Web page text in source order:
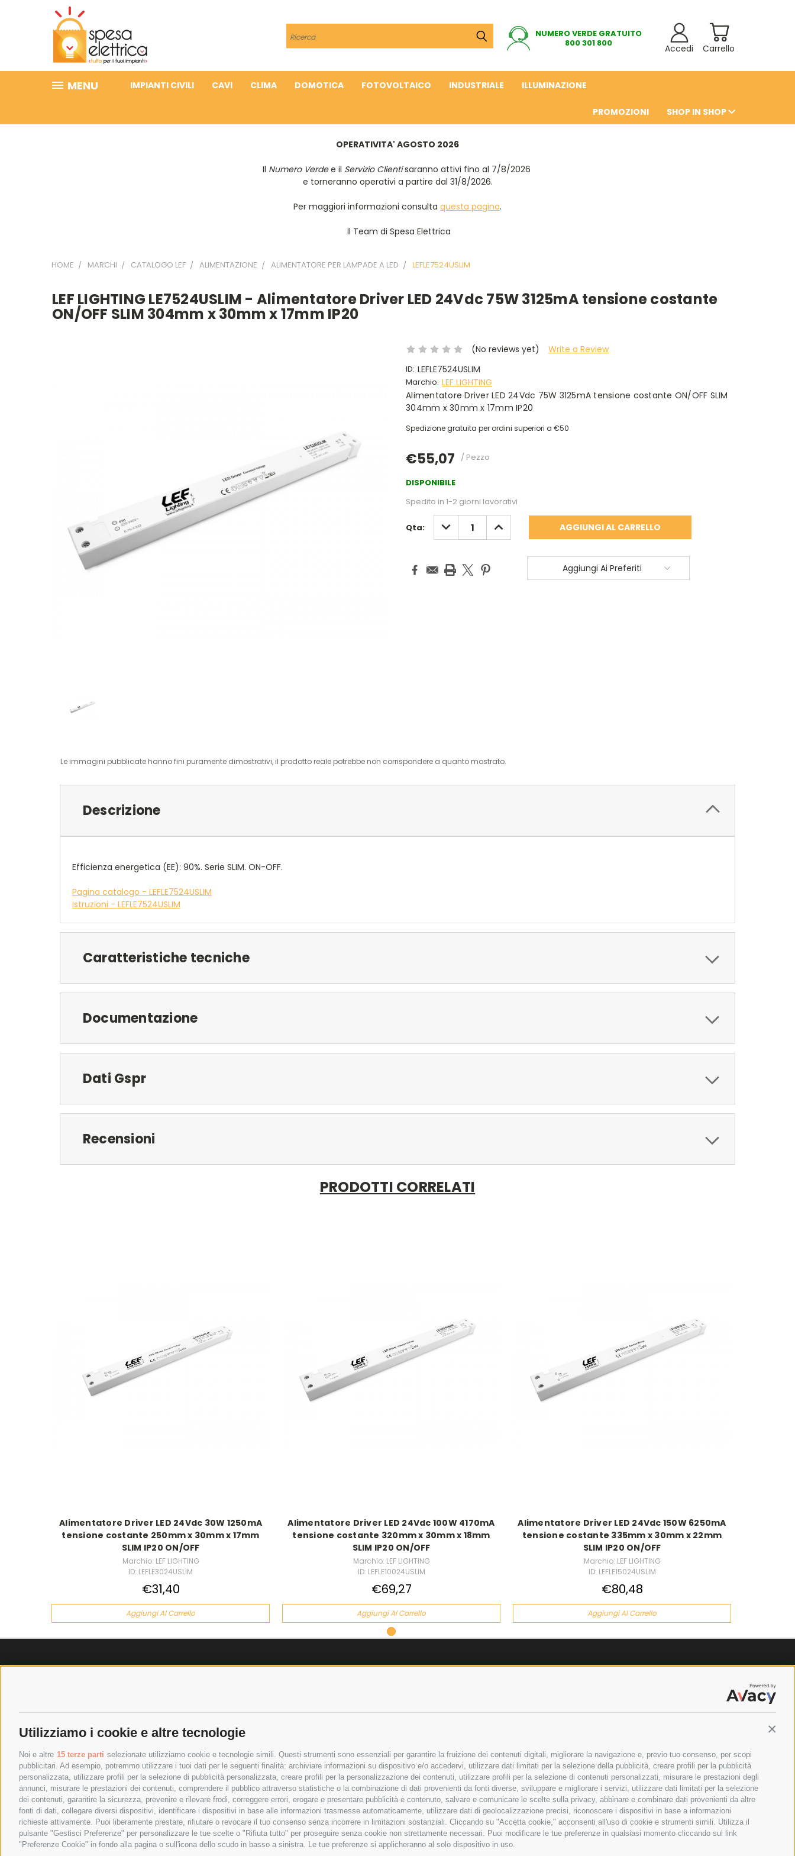
Utilizziamo i cookie e altre tecnologie
Noi e altre 15 terze parti selezionate utilizziamo cookie e tecnologie simili. Questi strumenti sono essenziali per garantire la fruizione dei contenuti digitali, migliorare la navigazione e, previo tuo consenso, per scopi
pubblicitari. Ad esempio, potremmo utilizzare i tuoi dati per le seguenti finalità: archiviare informazioni su dispositivo e/o accedervi, utilizzare dati limitati per la selezione della pubblicità, creare profili per la pubblicità
personalizzata, utilizzare profili per la selezione di pubblicità personalizzata, creare profili per la personalizzazione dei contenuti, utilizzare profili per la selezione di contenuti personalizzati, misurare le prestazioni degli
annunci, misurare le prestazioni dei contenuti, comprendere il pubblico attraverso statistiche o la combinazione di dati provenienti da fonti diverse, sviluppare e migliorare i servizi, utilizzare dati limitati per la selezione
dei contenuti, garantire la sicurezza, prevenire e rilevare frodi, correggere errori, erogare e presentare pubblicità e contenuto, salvare e comunicare le scelte sulla privacy, abbinare e combinare dati provenienti da altre
fonti di dati, collegare diversi dispositivi, identificare i dispositivi in base alle informazioni trasmesse automaticamente, utilizzare dati di geolocalizzazione precisi, riconoscere i dispositivi in base a informazioni
richieste attivamente. Puoi liberamente prestare, rifiutare o revocare il tuo consenso senza incorrere in limitazioni sostanziali. Cliccando su "Accetta cookie," acconsenti all'uso di cookie e strumenti simili. Utilizza il
pulsante "Gestisci Preferenze" per personalizzare le tue scelte o "Rifiuta tutto" per proseguire senza cookie non strettamente necessari. Puoi modificare le tue preferenze in qualsiasi momento cliccando sul link
"Preferenze Cookie" in fondo alla pagina o sull'icona dello scudo in basso a sinistra. Le tue preferenze si applicheranno al solo dispositivo in uso.
Cerca
NUMERO VERDE GRATUITO
800 301 800
Carrello
Accedi
MENU IMPIANTI CIVILI CAVI CLIMA DOMOTICA FOTOVOLTAICO INDUSTRIALE ILLUMINAZIONE
PROMOZIONI SHOP IN SHOP
OPERATIVITA' AGOSTO 2026
Il Numero Verdee il Servizio Clientisaranno attivi fino al 7/8/2026
e torneranno operativi a partire dal 31/8/2026.
Per maggiori informazioni consulta questa pagina.
Il Team di Spesa Elettrica
HOME MARCHI CATALOGO LEF ALIMENTAZIONE ALIMENTATORE PER LAMPADE A LED LEFLE7524USLIM
LEF LIGHTING LE7524USLIM - Alimentatore Driver LED 24Vdc 75W 3125mA tensione costante
ON/OFF SLIM 304mm x 30mm x 17mm IP20
(No reviews yet) Write a Review
ID: LEFLE7524USLIM
Marchio: LEF LIGHTING
Alimentatore Driver LED 24Vdc 75W 3125mA tensione costante ON/OFF SLIM
304mm x 30mm x 17mm IP20
Spedizione gratuita per ordini superiori a €50
€55,07 / Pezzo
DISPONIBILE
Spedito in 1-2 giorni lavorativi
Qta: DIMINUISCI
QUANTITÀ:
AUMENTA
QUANTITÀ:
Aggiungi Ai Preferiti
Le immagini pubblicate hanno fini puramente dimostrativi, il prodotto reale potrebbe non corrispondere a quanto mostrato.
Descrizione
Efficienza energetica (EE): 90%. Serie SLIM. ON-OFF.
Pagina catalogo - LEFLE7524USLIM
Istruzioni - LEFLE7524USLIM
Caratteristiche tecniche
Documentazione
Dati Gspr
Recensioni
PRODOTTI CORRELATI
Alimentatore Driver LED 24Vdc 30W 1250mA
tensione costante 250mm x 30mm x 17mm
SLIM IP20 ON/OFF
Marchio: LEF LIGHTING
ID: LEFLE3024USLIM
€31,40
Aggiungi Al Carrello
Alimentatore Driver LED 24Vdc 100W 4170mA
tensione costante 320mm x 30mm x 18mm
SLIM IP20 ON/OFF
Marchio: LEF LIGHTING
ID: LEFLE10024USLIM
€69,27
Aggiungi Al Carrello
Alimentatore Driver LED 24Vdc 150W 6250mA
tensione costante 335mm x 30mm x 22mm
SLIM IP20 ON/OFF
Marchio: LEF LIGHTING
ID: LEFLE15024USLIM
€80,48
Aggiungi Al Carrello
POLITICA DI RESO
PAGAMENTI SICURI
Bonifico
Bancario
SPESA ELETTRICA SOCIETA CONSORTILE A RESPONSABILITA LIMITATA - VIALE MILANOFIORI, STRADA 4 - PALAZZO A5 20057, ASSAGO MILANO - PARTITA IVA E CODICE FISCALE: 08699710961